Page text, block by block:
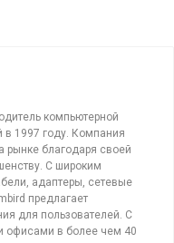
компьютерной
в 1997 году. Компания
рынке благодаря своей
С широким
адаптеры, сетевые
предлагает
для пользователей. С
офисами в более чем 40